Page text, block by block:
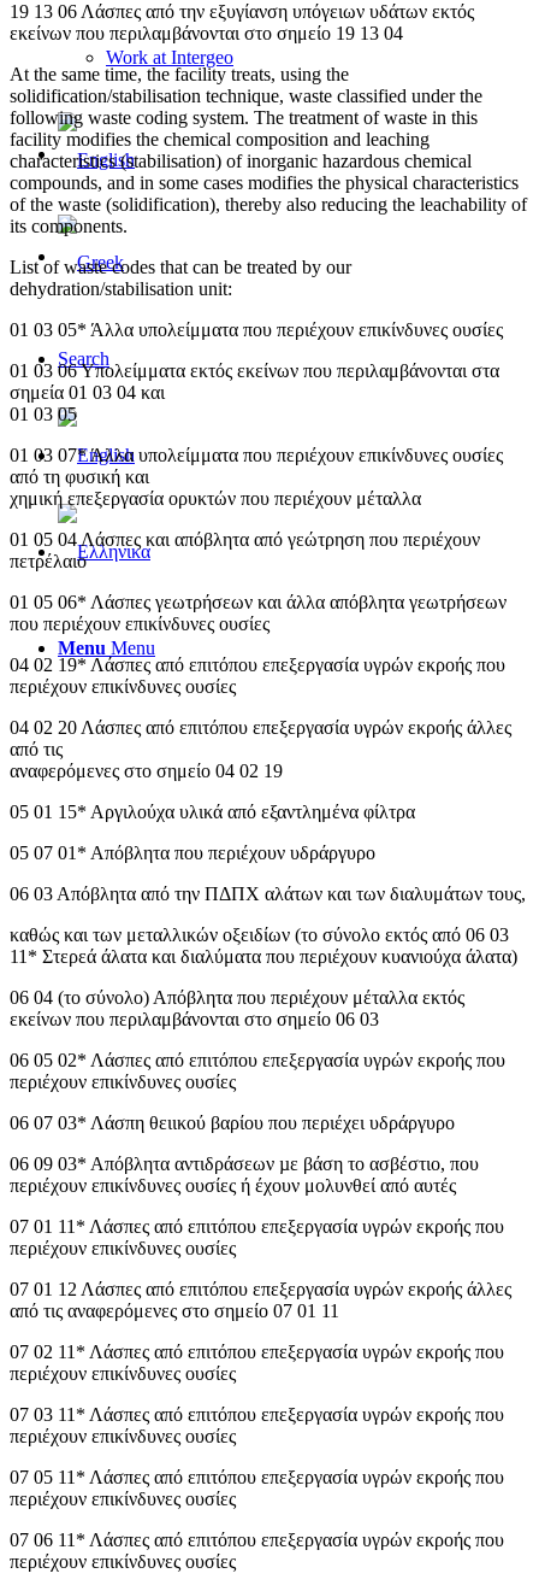
Work at Intergeo
Search
Menu Menu
19 13 06 Λάσπες από την εξυγίανση υπόγειων υδάτων εκτός
εκείνων που περιλαμβάνονται στο σημείο 19 13 04
At the same time, the facility treats, using the
solidification/stabilisation technique, waste classified under the
following waste coding system. The treatment of waste in this
facility modifies the chemical composition and leaching
characteristics (stabilisation) of inorganic hazardous chemical
compounds, and in some cases modifies the physical characteristics
of the waste (solidification), thereby also reducing the leachability of
its components.
List of waste codes that can be treated by our
dehydration/stabilisation unit:
01 03 05* Άλλα υπολείμματα που περιέχουν επικίνδυνες ουσίες
01 03 06 Υπολείμματα εκτός εκείνων που περιλαμβάνονται στα
σημεία 01 03 04 και
01 03 05
01 03 07* Άλλα υπολείμματα που περιέχουν επικίνδυνες ουσίες
από τη φυσική και
χημική επεξεργασία ορυκτών που περιέχουν μέταλλα
01 05 04 Λάσπες και απόβλητα από γεώτρηση που περιέχουν
πετρέλαιο
01 05 06* Λάσπες γεωτρήσεων και άλλα απόβλητα γεωτρήσεων
που περιέχουν επικίνδυνες ουσίες
04 02 19* Λάσπες από επιτόπου επεξεργασία υγρών εκροής που
περιέχουν επικίνδυνες ουσίες
04 02 20 Λάσπες από επιτόπου επεξεργασία υγρών εκροής άλλες
από τις
αναφερόμενες στο σημείο 04 02 19
05 01 15* Αργιλούχα υλικά από εξαντλημένα φίλτρα
05 07 01* Απόβλητα που περιέχουν υδράργυρο
06 03 Απόβλητα από την ΠΔΠΧ αλάτων και των διαλυμάτων τους,
καθώς και των μεταλλικών οξειδίων (το σύνολο εκτός από 06 03
11* Στερεά άλατα και διαλύματα που περιέχουν κυανιούχα άλατα)
06 04 (το σύνολο) Απόβλητα που περιέχουν μέταλλα εκτός
εκείνων που περιλαμβάνονται στο σημείο 06 03
06 05 02* Λάσπες από επιτόπου επεξεργασία υγρών εκροής που
περιέχουν επικίνδυνες ουσίες
06 07 03* Λάσπη θειικού βαρίου που περιέχει υδράργυρο
06 09 03* Απόβλητα αντιδράσεων µε βάση το ασβέστιο, που
περιέχουν επικίνδυνες ουσίες ή έχουν μολυνθεί από αυτές
07 01 11* Λάσπες από επιτόπου επεξεργασία υγρών εκροής που
περιέχουν επικίνδυνες ουσίες
07 01 12 Λάσπες από επιτόπου επεξεργασία υγρών εκροής άλλες
από τις αναφερόμενες στο σημείο 07 01 11
07 02 11* Λάσπες από επιτόπου επεξεργασία υγρών εκροής που
περιέχουν επικίνδυνες ουσίες
07 03 11* Λάσπες από επιτόπου επεξεργασία υγρών εκροής που
περιέχουν επικίνδυνες ουσίες
07 05 11* Λάσπες από επιτόπου επεξεργασία υγρών εκροής που
περιέχουν επικίνδυνες ουσίες
07 06 11* Λάσπες από επιτόπου επεξεργασία υγρών εκροής που
περιέχουν επικίνδυνες ουσίες